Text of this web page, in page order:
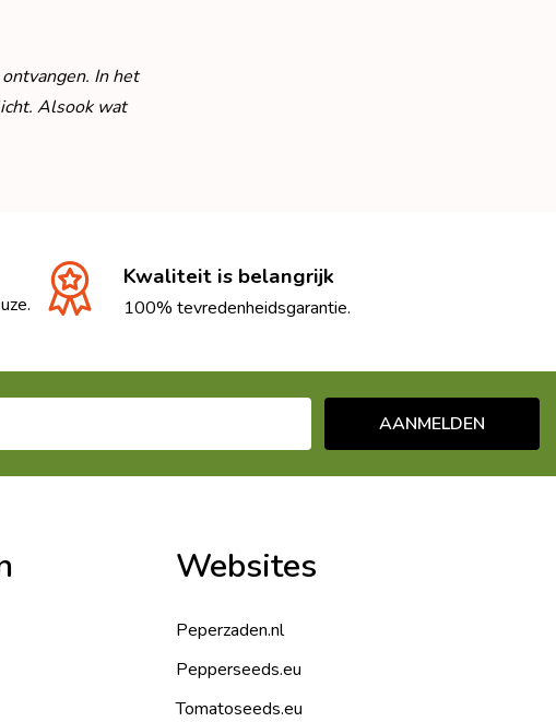
In het
Alsook wat
Kwaliteit is belangrijk
100% tevredenheidsgarantie.
AANMELDEN
Websites
Peperzaden.nl
Pepperseeds.eu
Tomatoseeds.eu